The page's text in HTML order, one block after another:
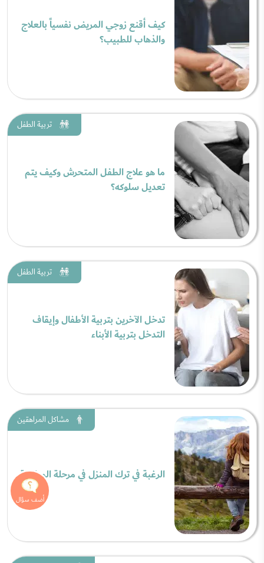
كيف أقنع زوجي المريض نفسياً بالعلاج
والذهاب للطبيب؟
تربية الطفل
ما هو علاج الطفل المتحرش وكيف يتم
تعديل سلوكه؟
تربية الطفل
تدخل الآخرين بتربية الأطفال وإيقاف
التدخل بتربية الأبناء
مشاكل المراهقين
الرغبة في ترك المنزل في مرحلة المراهقة